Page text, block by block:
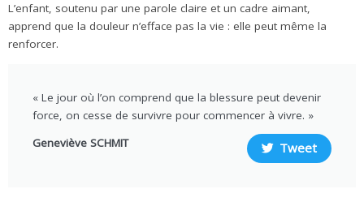
L’enfant, soutenu par une parole claire et un cadre aimant,
apprend que la douleur n’efface pas la vie : elle peut même la
renforcer.
« Le jour où l’on comprend que la blessure peut devenir
force, on cesse de survivre pour commencer à vivre. »
Geneviève SCHMIT
Tweet